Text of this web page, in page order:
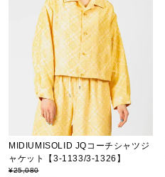
MIDIUMISOLID JQコーチシャツジ
ャケット【3-1133/3-1326】
¥25,080